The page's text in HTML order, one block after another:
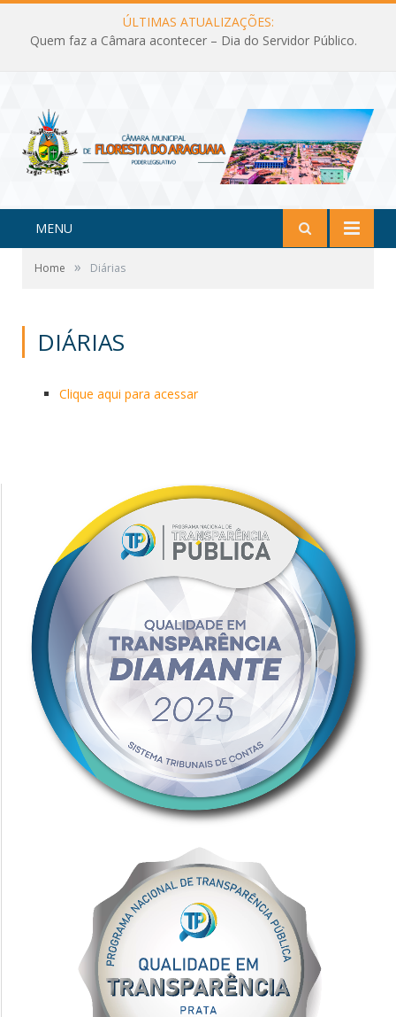
ÚLTIMAS ATUALIZAÇÕES:
Quem faz a Câmara acontecer – Dia do Servidor Público.
MENU
Home » Diárias
DIÁRIAS
Clique aqui para acessar